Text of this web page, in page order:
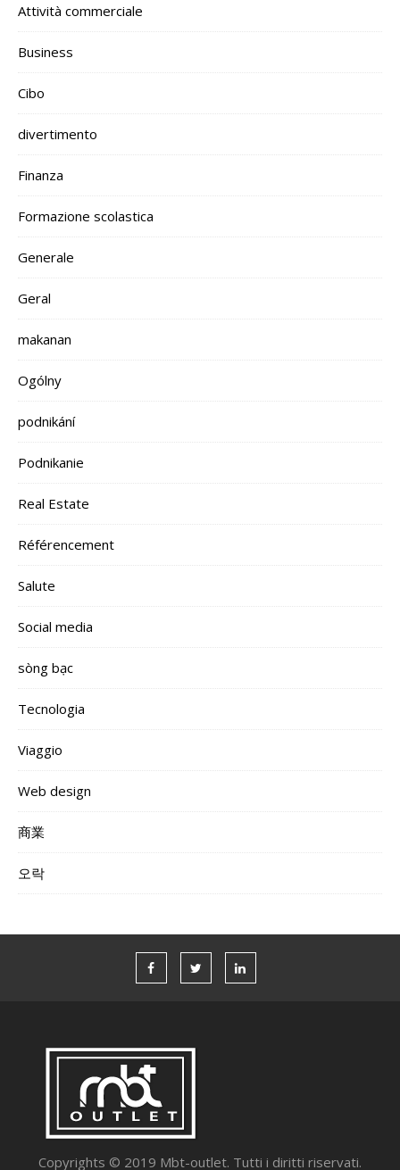
Attività commerciale
Business
Cibo
divertimento
Finanza
Formazione scolastica
Generale
Geral
makanan
Ogólny
podnikání
Podnikanie
Real Estate
Référencement
Salute
Social media
sòng bạc
Tecnologia
Viaggio
Web design
商業
오락
Copyrights © 2019 Mbt-outlet. Tutti i diritti riservati.